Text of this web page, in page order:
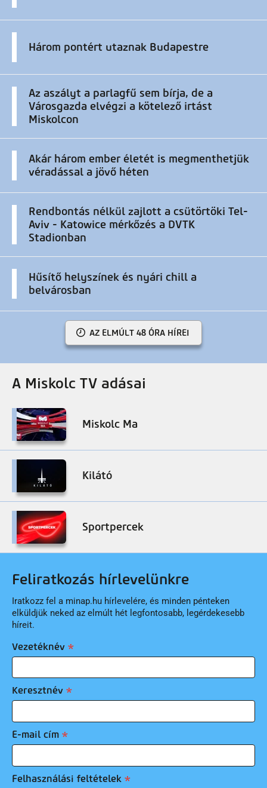
Három pontért utaznak Budapestre
Az aszályt a parlagfű sem bírja, de a
Városgazda elvégzi a kötelező irtást
Miskolcon
Akár három ember életét is megmenthetjük
véradással a jövő héten
Rendbontás nélkül zajlott a csütörtöki Tel-
Aviv - Katowice mérkőzés a DVTK
Stadionban
Hűsítő helyszínek és nyári chill a
belvárosban
AZ ELMÚLT 48 ÓRA HÍREI
A Miskolc TV adásai
Miskolc Ma
Kilátó
Sportpercek
Feliratkozás hírlevelünkre
Iratkozz fel a minap.hu hírlevelére, és minden pénteken
elküldjük neked az elmúlt hét legfontosabb, legérdekesebb
híreit.
Vezetéknév
Keresztnév
E-mail cím
Felhasználási feltételek